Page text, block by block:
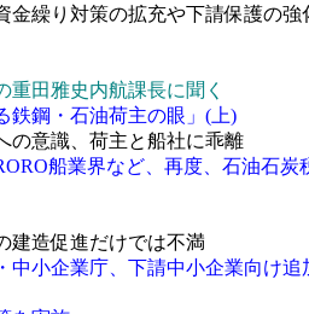
金繰り対策の拡充や下請保護の強
重田雅史内航課長に聞く
鉄鋼・石油荷主の眼」(上)
の意識、荷主と船社に乖離
船業界など、再度、石油石炭
建造促進だけでは不満
中小企業庁、下請中小企業向け追